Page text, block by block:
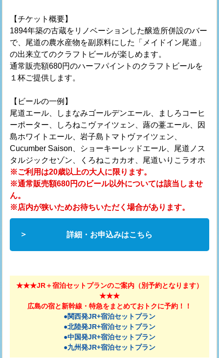
【チケット概要】
1894年築の古蔵をリノベーションした醸造所併設のバー
で、尾道の農水産物を副原料にした「メイドイン尾道」
の出来立てのクラフトビールが楽しめます。
通常販売額680円のハーフパイントのクラフトビールを
１杯ご提供します。
【ビールの一例】
尾道エール、しまなみゴールデンエール、ましろコーヒ
ーポーター、しろねこヴァイツェン、蕗の薹エール、因
島ホワイトエール、岩子島トマトヴァイツェン、
Cucumber Saison、ショーキーレッドエール、尾道ノス
タルジックセゾン、くろねこカカオ、尾道いりこラオホ
※ご利用は20歳以上の大人に限ります。
※通常販売額680円のビール以外については該当しませ
ん。
※店内が狭いためお待ちいただく場合があります。
詳細・お申込みはこちら
★★★JR＋宿泊セットプランのご案内（別予約となります）
★★★
広島の宿と新幹線・特急をまとめておトクに予約！！
●関西発JR+宿泊セットプラン
●北陸発JR+宿泊セットプラン
●中国発JR+宿泊セットプラン
●九州発JR+宿泊セットプラン